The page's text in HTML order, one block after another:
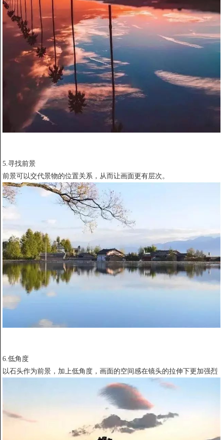
5.寻找前景
前景可以交代景物的位置关系，从而让画面更有层次。
6.低角度
以石头作为前景，加上低角度，画面的空间感在镜头的拉伸下更加强烈